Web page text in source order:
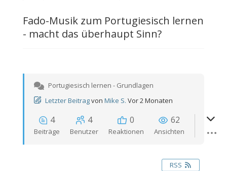
Fado-Musik zum Portugiesisch lernen
- macht das überhaupt Sinn?
Portugiesisch lernen - Grundlagen
Letzter Beitragvon Mike S. Vor 2 Monaten
4
Beiträge
4
Benutzer
0
Reaktionen
62
Ansichten
RSS